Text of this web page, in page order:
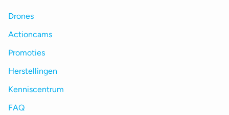
Drones
Actioncams
Promoties
Herstellingen
Kenniscentrum
FAQ